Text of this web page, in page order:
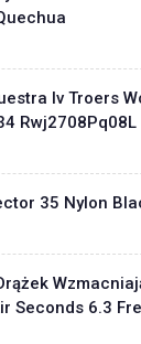
Iv Troers
Rwj2708Pq08L
35 Nylon
Seconds 6.3